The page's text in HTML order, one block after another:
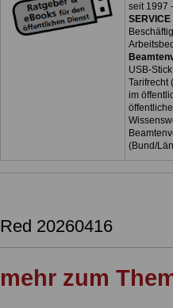
seit 1997
USB-
Tarifrecht
im
(Bund/
Red 20260416
mehr zum